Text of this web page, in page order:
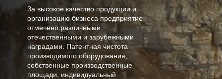
За высокое качество продукции и
организацию бизнеса предприятие
отмечено различными
отечественными и зарубежными
наградами. Патентная чистота
производимого оборудования,
собственные производственные
площади, индивидуальный